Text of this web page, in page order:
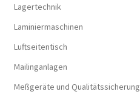
Lagertechnik
Laminiermaschinen
Luftseitentisch
Mailinganlagen
Meßgeräte und Qualitätssicherung